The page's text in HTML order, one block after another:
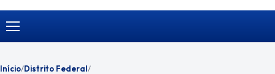
Menu
Início/Distrito Federal/